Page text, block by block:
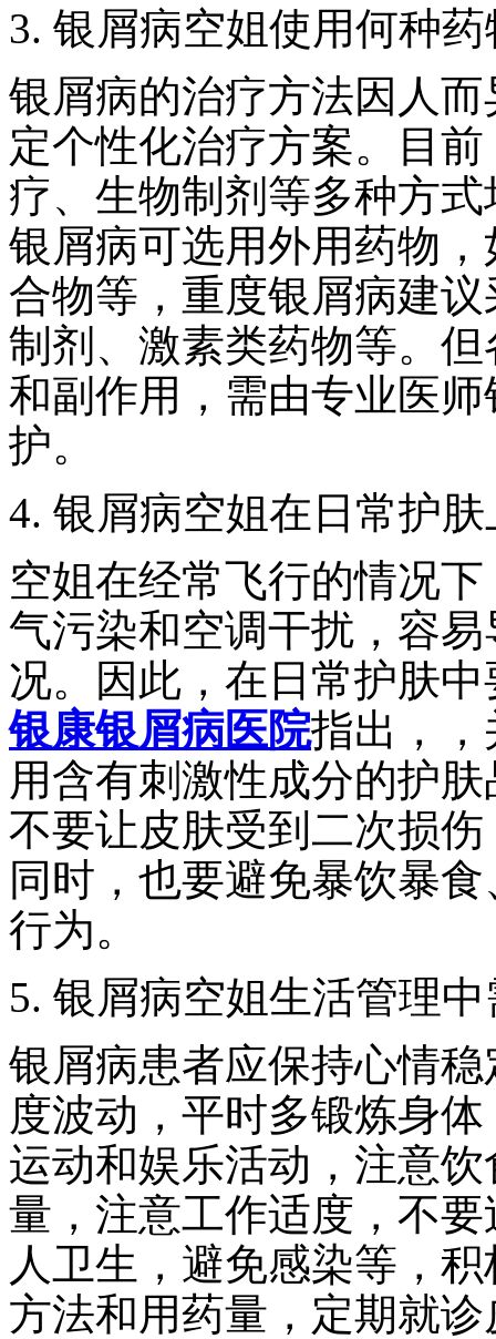
3. 银屑病空姐使用何种
银屑病的治疗方法因人
定个性化治疗方案。目
疗、生物制剂等多种方
银屑病可选用外用药物
合物等，重度银屑病建
制剂、激素类药物等。
和副作用，需由专业医
护。
4. 银屑病空姐在日常护
空姐在经常飞行的情况
气污染和空调干扰，容
况。因此，在日常护肤
银康银屑病医院指出，
用含有刺激性成分的护
不要让皮肤受到二次损
同时，也要避免暴饮暴
行为。
5. 银屑病空姐生活管理
银屑病患者应保持心情
度波动，平时多锻炼身
运动和娱乐活动，注意
量，注意工作适度，不
人卫生，避免感染等，
方法和用药量，定期就